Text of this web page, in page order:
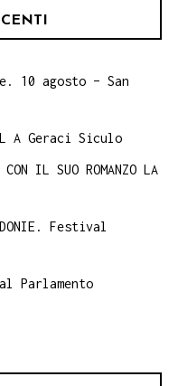
10 agosto – San
A Geraci Siculo
IL SUO ROMANZO LA
Festival
Parlamento